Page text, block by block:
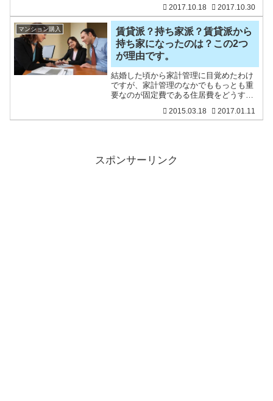
す。それでも、我が家はマンションを購
入する際に「一生住むと思って買うわけ
ではない」と言って購入
2017.10.18 2017.10.30
マンション購入
賃貸派？持ち家派？賃貸派から
持ち家になったのは？この2つ
が理由です。
結婚した頃から家計管理に目覚めたわけ
ですが、家計管理のなかでももっとも重
要なのが固定費である住居費をどうする
貸派だった我が家ですが、いやわたしで
2015.03.18 2017.01.11
スポンサーリンク